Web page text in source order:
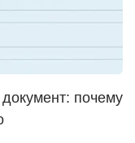
почему